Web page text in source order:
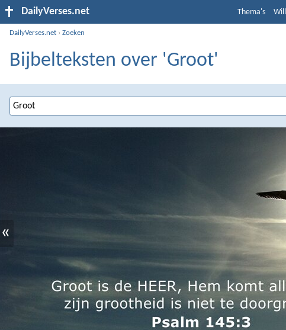
DailyVerses.net Thema's
DailyVerses.net ›Zoeken
Bijbelteksten over 'Groot'
«